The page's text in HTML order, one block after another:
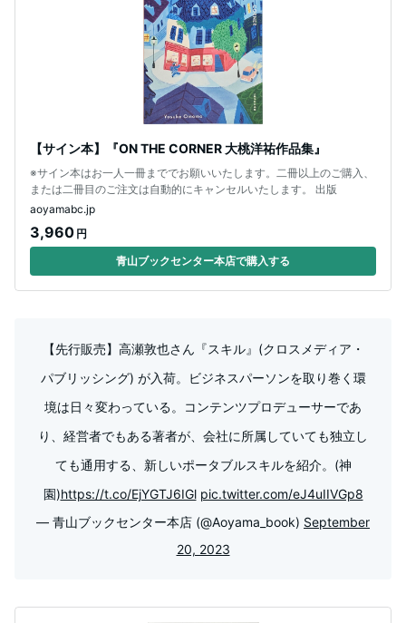
【サイン本】『ON THE CORNER 大桃洋祐作品集』
※サイン本はお一人一冊まででお願いいたします。二冊以上のご購入、
または二冊目のご注文は自動的にキャンセルいたします。 出版
aoyamabc.jp
3,960 円
青山ブックセンター本店で購入する
【先行販売】高瀬敦也さん『スキル』(クロスメディア・
パブリッシング) が入荷。ビジネスパーソンを取り巻く環
境は日々変わっている。コンテンツプロデューサーであ
り、経営者でもある著者が、会社に所属していても独立し
ても通用する、新しいポータブルスキルを紹介。(神
園)https://t.co/EjYGTJ6IGl pic.twitter.com/eJ4uIIVGp8
— 青山ブックセンター本店 (@Aoyama_book) September
20, 2023